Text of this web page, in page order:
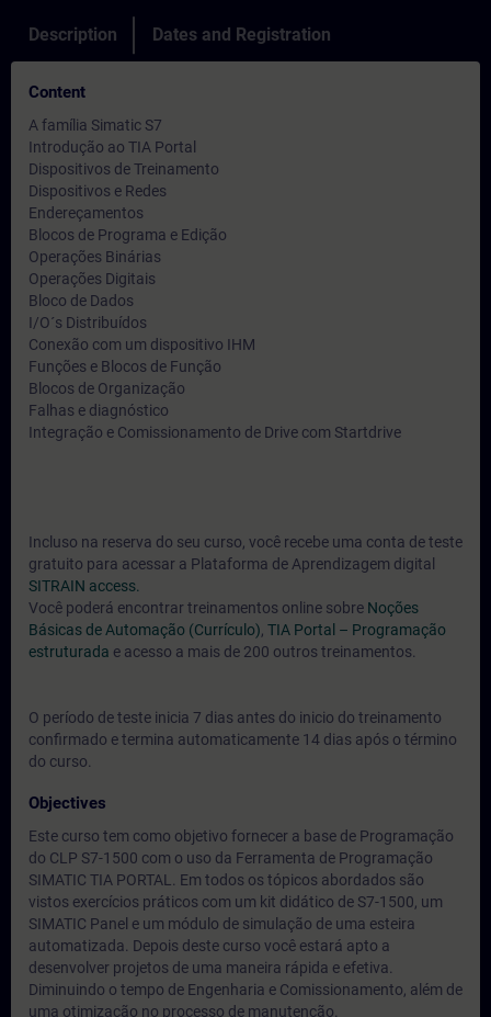
Description Dates and Registration
Content
A família Simatic S7
Introdução ao TIA Portal
Dispositivos de Treinamento
Dispositivos e Redes
Endereçamentos
Blocos de Programa e Edição
Operações Binárias
Operações Digitais
Bloco de Dados
I/O´s Distribuídos
Conexão com um dispositivo IHM
Funções e Blocos de Função
Blocos de Organização
Falhas e diagnóstico
Integração e Comissionamento de Drive com Startdrive
Incluso na reserva do seu curso, você recebe uma conta de teste
gratuito para acessar a Plataforma de Aprendizagem digital
SITRAIN access.
Você poderá encontrar treinamentos online sobre Noções
Básicas de Automação (Currículo), TIA Portal – Programação
estruturada e acesso a mais de 200 outros treinamentos.
O período de teste inicia 7 dias antes do inicio do treinamento
confirmado e termina automaticamente 14 dias após o término
do curso.
Objectives
Este curso tem como objetivo fornecer a base de Programação
do CLP S7-1500 com o uso da Ferramenta de Programação
SIMATIC TIA PORTAL. Em todos os tópicos abordados são
vistos exercícios práticos com um kit didático de S7-1500, um
SIMATIC Panel e um módulo de simulação de uma esteira
automatizada. Depois deste curso você estará apto a
desenvolver projetos de uma maneira rápida e efetiva.
Diminuindo o tempo de Engenharia e Comissionamento, além de
uma otimização no processo de manutenção.